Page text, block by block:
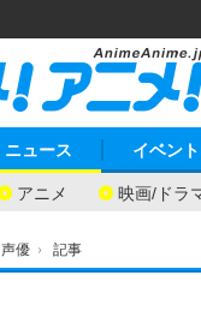
ニュース
アニメ 映画/ドラ
イベン
声優 › 記事